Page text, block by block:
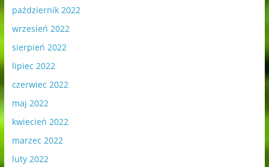
październik 2022
wrzesień 2022
sierpień 2022
lipiec 2022
czerwiec 2022
maj 2022
kwiecień 2022
marzec 2022
luty 2022